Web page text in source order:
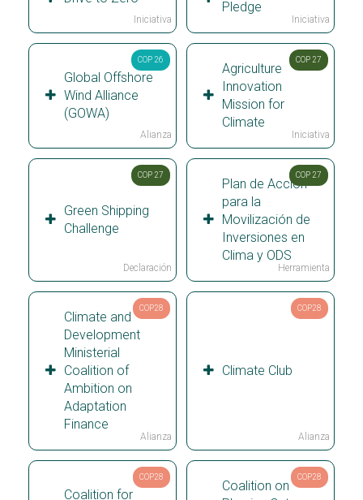
Iniciativa Iniciativa
Pledge
COP 26
Alianza
Global Offshore
Wind Alliance
(GOWA)
COP 27
Iniciativa
Agriculture
Innovation
Mission for
Climate
COP 27
Declaración
Green Shipping
Challenge
COP 27
Herramienta
Plan de Acción
para la
Movilización de
Inversiones en
Clima y ODS
COP28
Alianza
Climate and
Development
Ministerial
Coalition of
Ambition on
Adaptation
Finance
COP28
Alianza
Climate Club
COP28
Coalition for
COP28
Coalition on